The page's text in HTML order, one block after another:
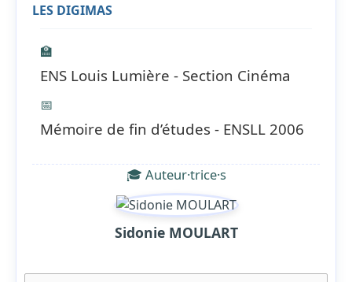
LES DIGIMAS
🏫
ENS Louis Lumière - Section Cinéma
📅
Mémoire de fin d’études - ENSLL 2006
🎓 Auteur·trice·s
Sidonie MOULART